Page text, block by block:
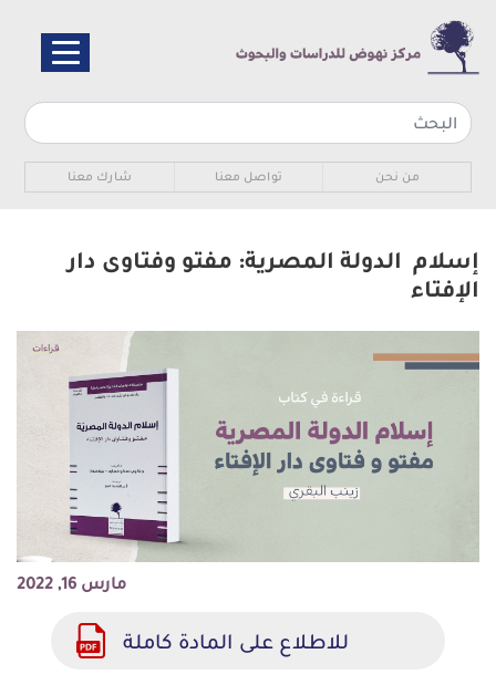
المحتوى
Sub navigation
من نحن تواصل معنا شارك معنا
إسلام الدولة المصرية: مفتو وفتاوى دار
الإفتاء
مارس 16, 2022
للاطلاع على المادة كاملة